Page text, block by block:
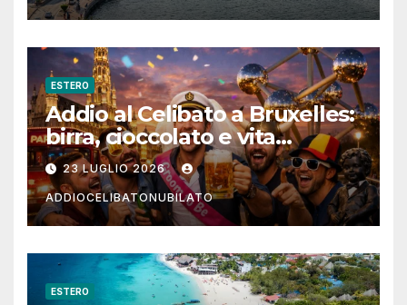
ESTERO
Addio al Celibato a Bruxelles:
birra, cioccolato e vita
notturna per un weekend
indimenticabile
23 LUGLIO 2026
ADDIOCELIBATONUBILATO
ESTERO